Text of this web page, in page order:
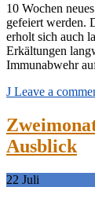
10 Wochen
gefeiert werden.
erholt sich auch
Erkältungen
Immunabwehr
Leave a
Ausblick
22 Juli